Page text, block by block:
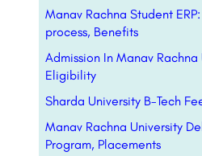
Manav Rachna Student
process, Benefits
Admission In Manav
Eligibility
Sharda University B-Tech
Manav Rachna University
Program, Placements